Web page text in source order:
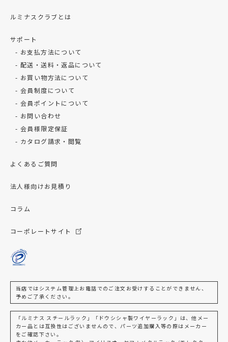
ルミナスクラブとは
サポート
お支払方法について
配送・送料・返品について
お買い物方法について
会員制度について
会員ポイントについて
お問い合わせ
会員様限定保証
カタログ請求・閲覧
よくあるご質問
法人様向けお見積り
コラム
コーポレートサイト
当店ではシステム管理上お電話でのご注文お受けすることができません、
予めご了承ください。
「ルミナス スチールラック」「ドウシシャ製ワイヤーラック」は、他メー
カー品とは互換性はございませんので、パーツ追加購入等の際はメーカー
をご確認下さい。